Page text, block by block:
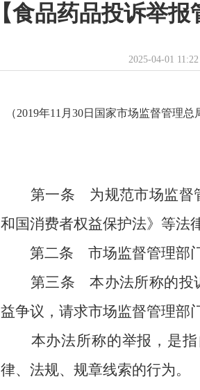
【食品药品投诉举
2025-04-01 11:22
（2019年11月30日国家市场监督管理
第一条 为规范市场监督
和国消费者权益保护法》等法
第二条 市场监督管理部
第三条本办法所称的投
益争议，请求市场监督管理部
本办法所称的举报，是指
律、法规、规章线索的行为。